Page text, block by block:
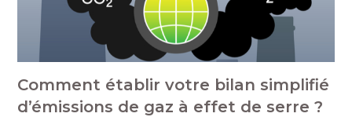
Comment établir votre bilan simplifié
d’émissions de gaz à effet de serre ?